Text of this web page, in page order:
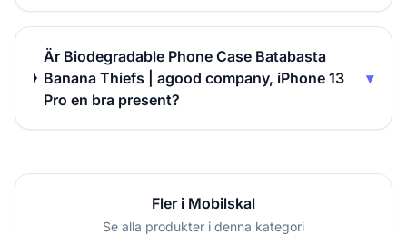
Är Biodegradable Phone Case Batabasta
Banana Thiefs | agood company, iPhone 13
Pro en bra present?
▾
Fler i Mobilskal
Se alla produkter i denna kategori